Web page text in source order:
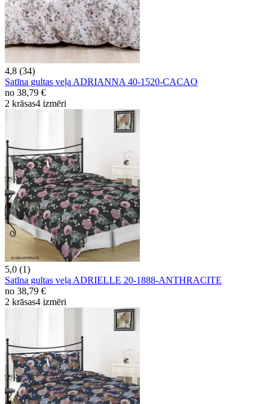
4,8 (34)
Satīna gultas veļa ADRIANNA 40-1520-CACAO
no 38,79 €
2 krāsas4 izmēri
5,0 (1)
Satīna gultas veļa ADRIELLE 20-1888-ANTHRACITE
no 38,79 €
2 krāsas4 izmēri